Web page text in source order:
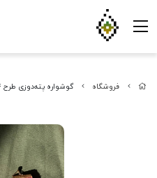
فروشگاه گوشواره پته‌دوزی طرح ۳۴